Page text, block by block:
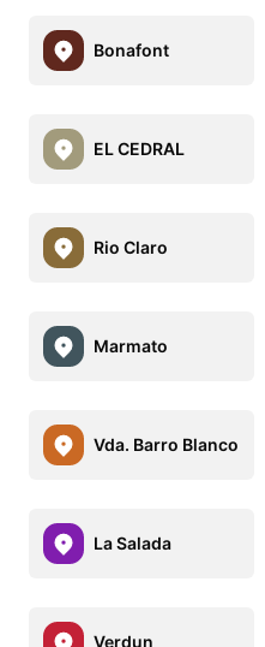
Bonafont
EL CEDRAL
Rio Claro
Marmato
Vda. Barro Blanco
La Salada
Verdun